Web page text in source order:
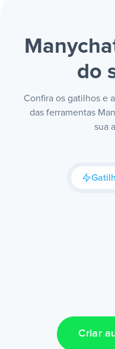
do
Confira os gatilhos e
das ferramentas
sua
Criar